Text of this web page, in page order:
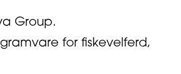
Group.
for fiskevelferd,